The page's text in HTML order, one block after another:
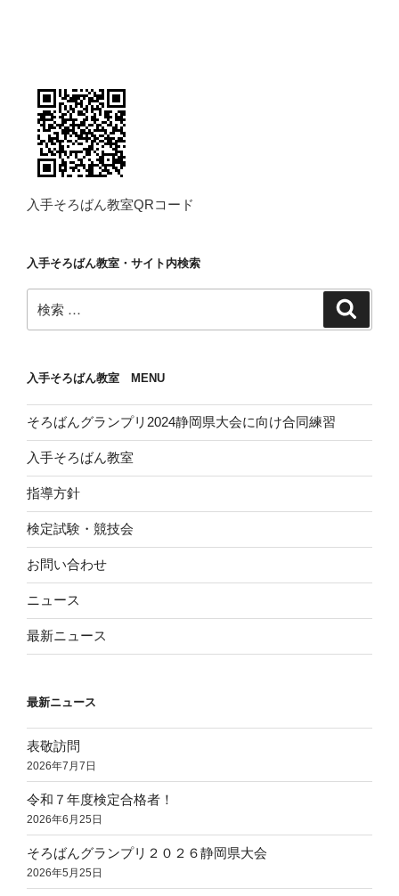
入手そろばん教室QRコード
入手そろばん教室・サイト内検索
索:
入手そろばん教室 MENU
そろばんグランプリ2024静岡県大会に向け合同練習
入手そろばん教室
指導方針
検定試験・競技会
お問い合わせ
ニュース
最新ニュース
最新ニュース
表敬訪問
2026年7月7日
令和７年度検定合格者！
2026年6月25日
そろばんグランプリ２０２６静岡県大会
2026年5月25日